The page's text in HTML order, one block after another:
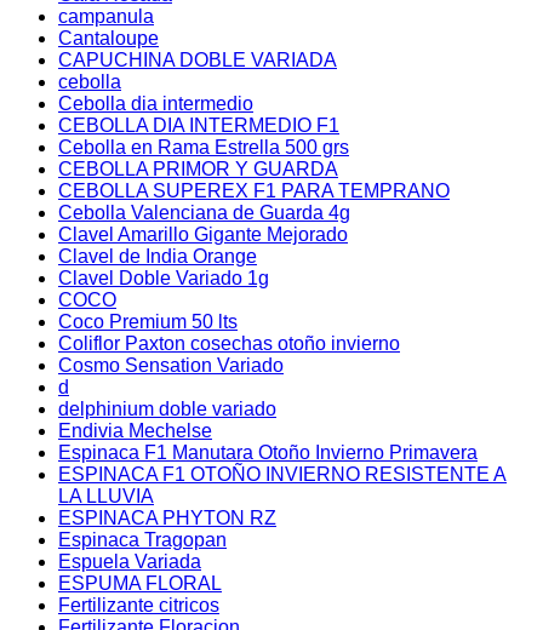
campanula
Cantaloupe
CAPUCHINA DOBLE VARIADA
cebolla
Cebolla dia intermedio
CEBOLLA DIA INTERMEDIO F1
Cebolla en Rama Estrella 500 grs
CEBOLLA PRIMOR Y GUARDA
CEBOLLA SUPEREX F1 PARA TEMPRANO
Cebolla Valenciana de Guarda 4g
Clavel Amarillo Gigante Mejorado
Clavel de India Orange
Clavel Doble Variado 1g
COCO
Coco Premium 50 lts
Coliflor Paxton cosechas otoño invierno
Cosmo Sensation Variado
d
delphinium doble variado
Endivia Mechelse
Espinaca F1 Manutara Otoño Invierno Primavera
ESPINACA F1 OTOÑO INVIERNO RESISTENTE A
LA LLUVIA
ESPINACA PHYTON RZ
Espinaca Tragopan
Espuela Variada
ESPUMA FLORAL
Fertilizante citricos